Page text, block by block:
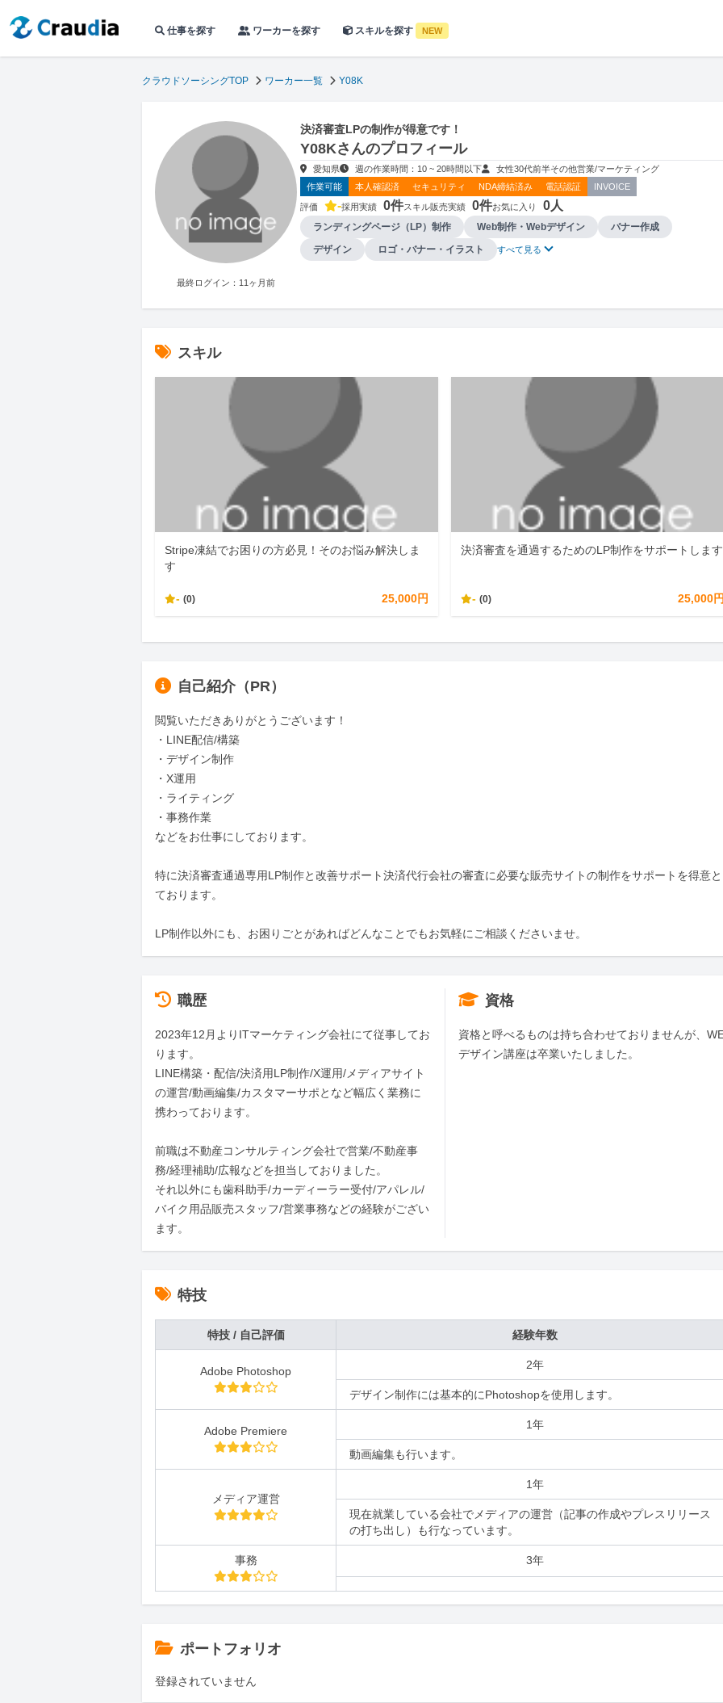
仕事を探す ワーカーを探す スキルを探す NEW
クラウドソーシングTOP ワーカー一覧 Y08K
最終ログイン：11ヶ月前
決済審査LPの制作が得意です！
Y08Kさんのプロフィール
愛知県 週の作業時間：10 ~ 20時間以下 女性30代前半その他営業/マーケティング
作業可能
本人確認済 セキュリティ NDA締結済み 電話認証 INVOICE
評価 -採用実績 0件スキル販売実績 0件お気に入り 0人
ランディングページ（LP）制作 Web制作・Webデザイン
バナー作成
デザイン
ロゴ・バナー・イラスト すべて見る
スキル
Stripe凍結でお困りの方必見！そのお悩み解決しま
す
- (0) 25,000円
決済審査を通過するためのLP制作をサポートします
- (0) 25,000
自己紹介（PR）
閲覧いただきありがとうございます！
・LINE配信/構築
・デザイン制作
・X運用
・ライティング
・事務作業
などをお仕事にしております。
特に決済審査通過専用LP制作と改善サポート決済代行会社の審査に必要な販売サイトの制作をサポートを得意
ております。
LP制作以外にも、お困りごとがあればどんなことでもお気軽にご相談くださいませ。
職歴
2023年12月よりITマーケティング会社にて従事してお
ります。
LINE構築・配信/決済用LP制作/X運用/メディアサイト
の運営/動画編集/カスタマーサポとなど幅広く業務に
携わっております。
前職は不動産コンサルティング会社で営業/不動産事
務/経理補助/広報などを担当しておりました。
それ以外にも歯科助手/カーディーラー受付/アパレル/
バイク用品販売スタッフ/営業事務などの経験がござい
ます。
資格
資格と呼べるものは持ち合わせておりませんが、
デザイン講座は卒業いたしました。
特技
特技 / 自己評価 経験年数
Adobe Photoshop 2年
デザイン制作には基本的にPhotoshopを使用します。
Adobe Premiere 1年
動画編集も行います。
メディア運営
1年
現在就業している会社でメディアの運営（記事の作成やプレスリリース
の打ち出し）も行なっています。
事務 3年
ポートフォリオ
登録されていません